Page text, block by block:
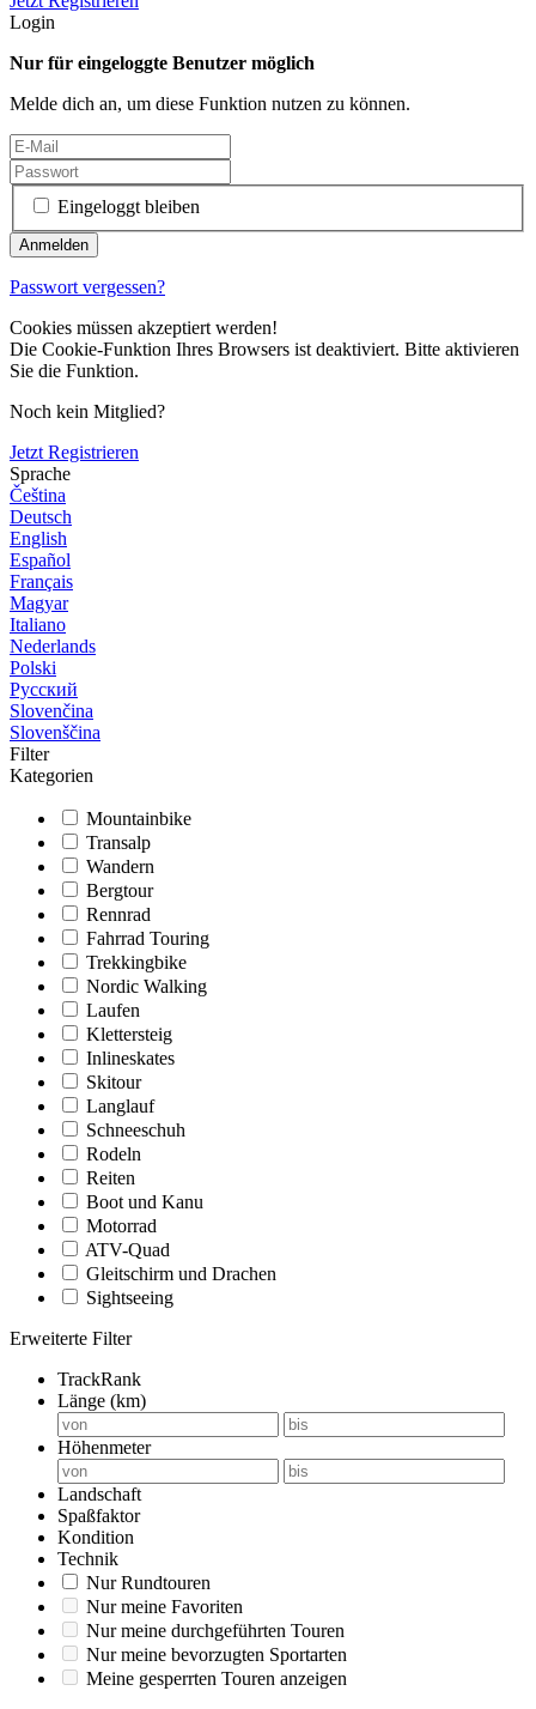
Login
Nur für eingeloggte Benutzer möglich
Melde dich an, um diese Funktion nutzen zu können.
Eingeloggt bleiben
Passwort vergessen?
Cookies müssen akzeptiert werden!
Die Cookie-Funktion Ihres Browsers ist deaktiviert. Bitte aktivieren
Sie die Funktion.
Noch kein Mitglied?
Jetzt Registrieren
Sprache
Čeština
Deutsch
English
Español
Français
Magyar
Italiano
Nederlands
Polski
Русский
Slovenčina
Slovenščina
Filter
Kategorien
Mountainbike
Transalp
Wandern
Bergtour
Rennrad
Fahrrad Touring
Trekkingbike
Nordic Walking
Laufen
Klettersteig
Inlineskates
Skitour
Langlauf
Schneeschuh
Rodeln
Reiten
Boot und Kanu
Motorrad
ATV-Quad
Gleitschirm und Drachen
Sightseeing
Erweiterte Filter
TrackRank
Länge (km)
Höhenmeter
Landschaft
Spaßfaktor
Kondition
Technik
Nur Rundtouren
Nur meine Favoriten
Nur meine durchgeführten Touren
Nur meine bevorzugten Sportarten
Meine gesperrten Touren anzeigen